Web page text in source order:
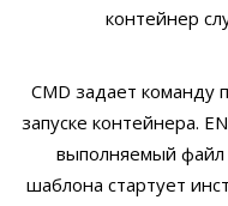
контейнер
CMD задает
запуске контейнера.
выполняемый файл
шаблона стартует